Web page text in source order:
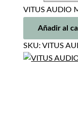
VITUS AUDIO
Añadir al
SKU: VITUS